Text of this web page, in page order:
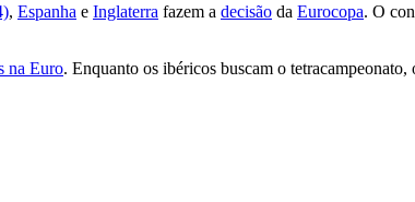
, Espanha e Inglaterra fazem a decisão da Eurocopa. O
na Euro. Enquanto os ibéricos buscam o